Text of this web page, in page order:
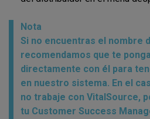
Nota
Si no encuentras el nombre
recomendamos que te
directamente con él para
en nuestro sistema. En el
no trabaje con VitalSource,
tu Customer Success